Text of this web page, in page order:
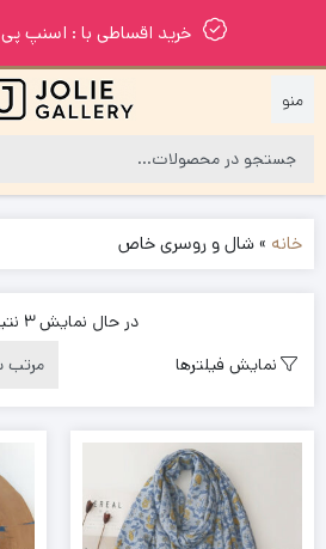
خرید اقساطی با : اسنپ
خانه »شال و روسری خاص
در حال نمایش 3 نتیجه
نمایش فیلترها